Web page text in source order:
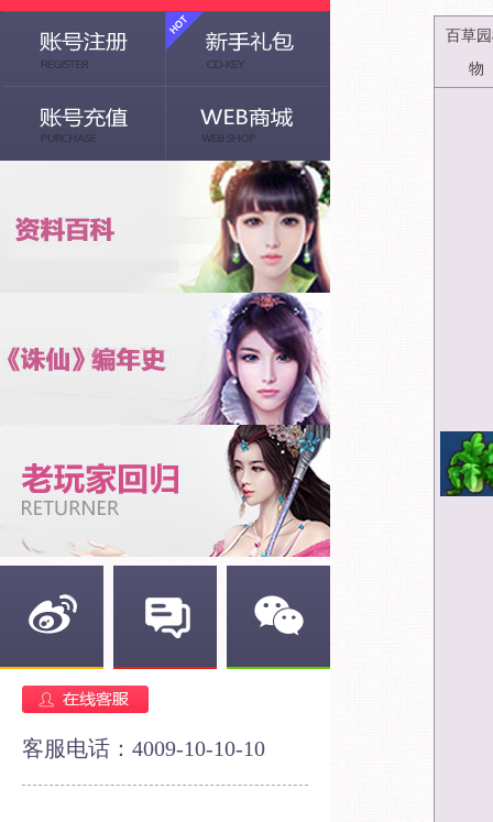
客服电话：4009-10-10-10
百草
物